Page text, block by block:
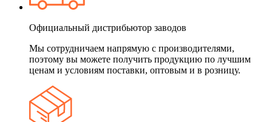
Официальный дистрибьютор заводов
Мы сотрудничаем напрямую с производителями,
поэтому вы можете получить продукцию по лучшим
ценам и условиям поставки, оптовым и в розницу.